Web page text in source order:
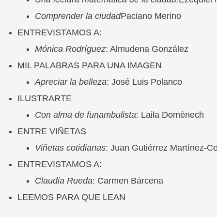
Comprender la ciudadPaciano Merino
ENTREVISTAMOS A:
Mónica Rodríguez: Almudena González
MIL PALABRAS PARA UNA IMAGEN
Apreciar la belleza: José Luis Polanco
ILUSTRARTE
Con alma de funambulista: Laila Domènech
ENTRE VIÑETAS
Viñetas cotidianas: Juan Gutiérrez Martínez-
ENTREVISTAMOS A:
Claudia Rueda: Carmen Bárcena
LEEMOS PARA QUE LEAN